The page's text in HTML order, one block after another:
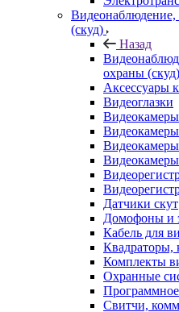
Видеонаблюдение,
(скуд)
Назад
охраны (скуд)
Аксессуары
Видеоглазки
Датчики скут
Домофоны и
Кабель для
Квадраторы,
Комплекты
Охранные
Свитчи,